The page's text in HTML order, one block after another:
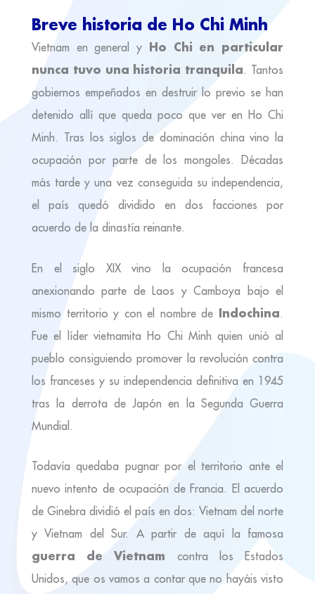
Breve historia de Ho Chi Minh
Vietnam en general y Ho Chi en particular
nunca tuvo una historia tranquila. Tantos
gobiernos empeñados en destruir lo previo se han
detenido allí que queda poco que ver en Ho Chi
Minh. Tras los siglos de dominación china vino la
ocupación por parte de los mongoles. Décadas
más tarde y una vez conseguida su independencia,
el país quedó dividido en dos facciones por
acuerdo de la dinastía reinante.
En el siglo XIX vino la ocupación francesa
anexionando parte de Laos y Camboya bajo el
mismo territorio y con el nombre de Indochina.
Fue el líder vietnamita Ho Chi Minh quien unió al
pueblo consiguiendo promover la revolución contra
los franceses y su independencia definitiva en 1945
tras la derrota de Japón en la Segunda Guerra
Mundial.
Todavía quedaba pugnar por el territorio ante el
nuevo intento de ocupación de Francia. El acuerdo
de Ginebra dividió el país en dos: Vietnam del norte
y Vietnam del Sur. A partir de aquí la famosa
guerra de Vietnam contra los Estados
Unidos, que os vamos a contar que no hayáis visto